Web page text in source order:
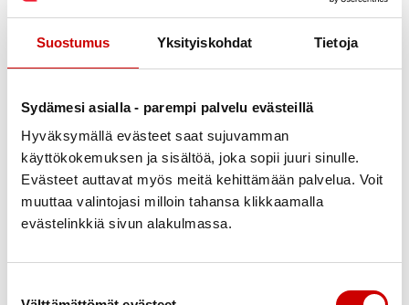
Suostumus Yksityiskohdat Tietoja
Sydämesi asialla - parempi palvelu evästeillä
Hyväksymällä evästeet saat sujuvamman
käyttökokemuksen ja sisältöä, joka sopii juuri sinulle.
Evästeet auttavat myös meitä kehittämään palvelua. Voit
muuttaa valintojasi milloin tahansa klikkaamalla
evästelinkkiä sivun alakulmassa.
Tietoa sydänsairauksista helposti